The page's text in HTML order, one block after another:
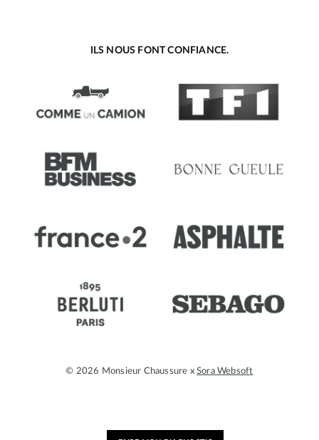
ILS NOUS FONT CONFIANCE.
© 2026 Monsieur Chaussure xSora Websoft